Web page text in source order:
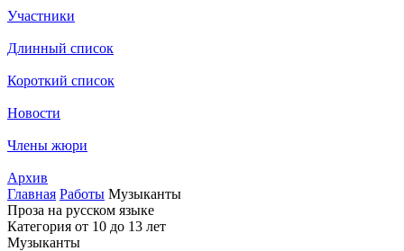
Участники
Длинный список
Короткий список
Новости
Члены жюри
Архив
Главная Работы Музыканты
Проза на русском языке
Категория от 10 до 13 лет
Музыканты